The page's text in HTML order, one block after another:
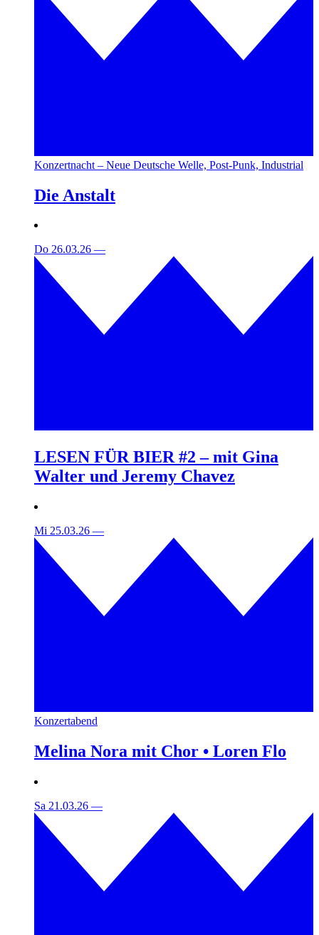
Konzertnacht – Neue Deutsche Welle, Post-Punk, Industrial
Die Anstalt
Do 26.03.26 —
LESEN FÜR BIER #2 – mit Gina
Walter und Jeremy Chavez
Mi 25.03.26 —
Konzertabend
Melina Nora mit Chor • Loren Flo
Sa 21.03.26 —